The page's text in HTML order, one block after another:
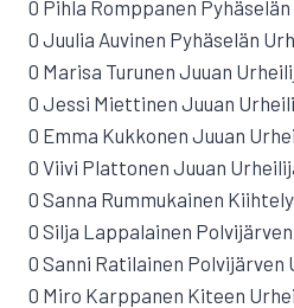
0 Pihla Romppanen
0 Juulia Auvinen Pyhäselän
0 Marisa Turunen Juuan
0 Jessi Miettinen Juuan
0 Emma Kukkonen Juuan
0 Viivi Plattonen Juuan
0 Sanna Rummukainen
0 Silja Lappalainen
0 Sanni Ratilainen Polvijärven
0 Miro Karppanen Kiteen